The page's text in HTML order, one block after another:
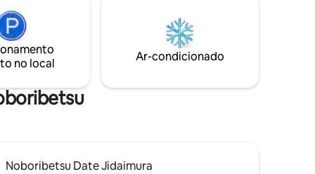
a
de
seus
deck de
em dias
uma acomodação espaçosa e adequada
para estadias em família. ・Pode
acomodar até 6 pessoas. ・A localização
permite uma vista panorâmica do lago
possível estacionar até 2 carros em
frente ao prédio. ・Para possibilitar
cozinha, estão disponíveis. Sinta-se em
casa. ■ Pontos turísticos nos arredores
no local
Ar-condicionado
Noboribetsu Date Jidaimura